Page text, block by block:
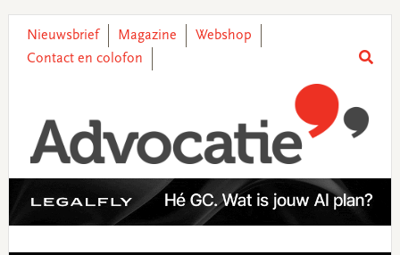
primary
main
primary
footer
Nieuwsbrief Magazine
Webshop
Contact en colofon